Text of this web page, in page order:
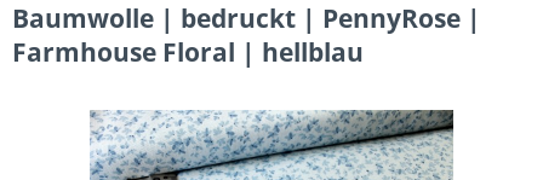
Baumwolle | bedruckt | PennyRose |
Farmhouse Floral | hellblau